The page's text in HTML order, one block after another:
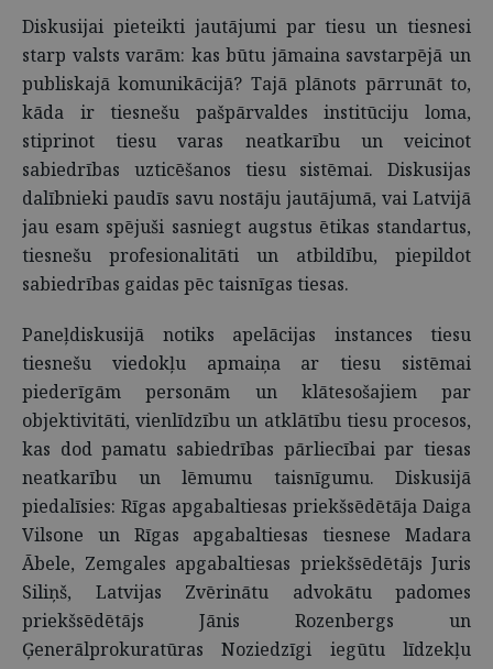
Diskusijai pieteikti jautājumi par tiesu un tiesnesi
starp valsts varām: kas būtu jāmaina savstarpējā un
publiskajā komunikācijā? Tajā plānots pārrunāt to,
kāda ir tiesnešu pašpārvaldes institūciju loma,
stiprinot tiesu varas neatkarību un veicinot
sabiedrības uzticēšanos tiesu sistēmai. Diskusijas
dalībnieki paudīs savu nostāju jautājumā, vai Latvijā
jau esam spējuši sasniegt augstus ētikas standartus,
tiesnešu profesionalitāti un atbildību, piepildot
sabiedrības gaidas pēc taisnīgas tiesas.
Paneļdiskusijā notiks apelācijas instances tiesu
tiesnešu viedokļu apmaiņa ar tiesu sistēmai
piederīgām personām un klātesošajiem par
objektivitāti, vienlīdzību un atklātību tiesu procesos,
kas dod pamatu sabiedrības pārliecībai par tiesas
neatkarību un lēmumu taisnīgumu. Diskusijā
piedalīsies: Rīgas apgabaltiesas priekšsēdētāja Daiga
Vilsone un Rīgas apgabaltiesas tiesnese Madara
Ābele, Zemgales apgabaltiesas priekšsēdētājs Juris
Siliņš, Latvijas Zvērinātu advokātu padomes
priekšsēdētājs Jānis Rozenbergs un
Ģenerālprokuratūras Noziedzīgi iegūtu līdzekļu